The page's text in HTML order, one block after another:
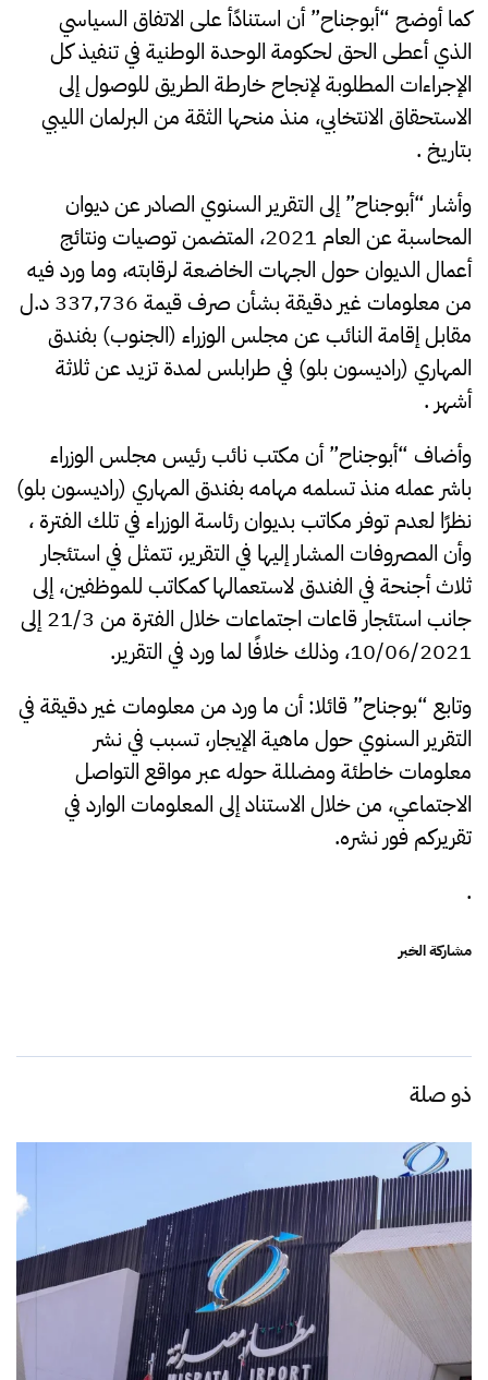
كما أوضح “أبوجناح” أن استنادًأ على الاتفاق السياسي
الذي أعطى الحق لحكومة الوحدة الوطنية في تنفيذ كل
الإجراءات المطلوبة لإنجاح خارطة الطريق للوصول إلى
الاستحقاق الانتخابي، منذ منحها الثقة من البرلمان الليبي
بتاريخ .
وأشار “أبوجناح” إلى التقرير السنوي الصادر عن ديوان
المحاسبة عن العام 2021، المتضمن توصيات ونتائج
أعمال الديوان حول الجهات الخاضعة لرقابته، وما ورد فيه
من معلومات غير دقيقة بشأن صرف قيمة 337,736 د.ل
مقابل إقامة النائب عن مجلس الوزراء (الجنوب) بفندق
المهاري (راديسون بلو) في طرابلس لمدة تزيد عن ثلاثة
أشهر .
وأضاف “أبوجناح” أن مكتب نائب رئيس مجلس الوزراء
باشر عمله منذ تسلمه مهامه بفندق المهاري (راديسون بلو)
نظرًا لعدم توفر مكاتب بديوان رئاسة الوزراء في تلك الفترة ،
وأن المصروفات المشار إليها في التقرير، تتمثل في استئجار
ثلاث أجنحة في الفندق لاستعمالها كمكاتب للموظفين، إلى
جانب استئجار قاعات اجتماعات خلال الفترة من 21/3 إلى
10/06/2021، وذلك خلافًا لما ورد في التقرير.
وتابع “بوجناح” قائلا: أن ما ورد من معلومات غير دقيقة في
التقرير السنوي حول ماهية الإيجار، تسبب في نشر
معلومات خاطئة ومضللة حوله عبر مواقع التواصل
الاجتماعي، من خلال الاستناد إلى المعلومات الوارد في
تقريركم فور نشره.
.
مشاركة الخبر
ذو صلة